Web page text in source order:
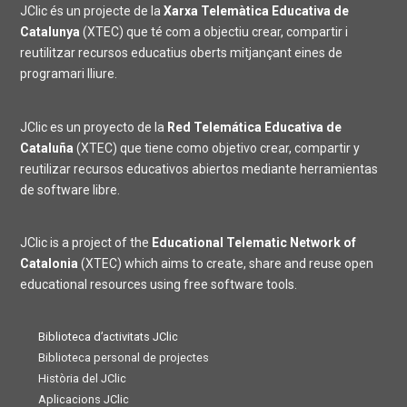
JClic és un projecte de la Xarxa Telemàtica Educativa de
Catalunya (XTEC) que té com a objectiu crear, compartir i
reutilitzar recursos educatius oberts mitjançant eines de
programari lliure.
JClic es un proyecto de la Red Telemática Educativa de
Cataluña (XTEC) que tiene como objetivo crear, compartir y
reutilizar recursos educativos abiertos mediante herramientas
de software libre.
JClic is a project of the Educational Telematic Network of
Catalonia (XTEC) which aims to create, share and reuse open
educational resources using free software tools.
Biblioteca d’activitats JClic
Biblioteca personal de projectes
Història del JClic
Aplicacions JClic